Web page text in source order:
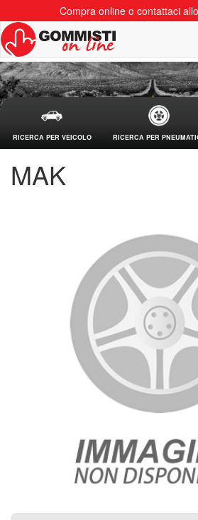
Compra online o contattaci allo
RICERCA PER VEICOLO RICERCA PER
MAK